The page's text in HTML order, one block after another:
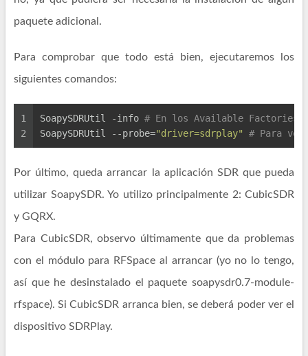
paquete adicional.
Para comprobar que todo está bien, ejecutaremos los
siguientes comandos:
1
2
SoapySDRUtil -info # En los Available Factories
SoapySDRUtil --probe="driver=sdrplay" # Para ver
Por último, queda arrancar la aplicación SDR que pueda
utilizar SoapySDR. Yo utilizo principalmente 2: CubicSDR
y GQRX.
Para CubicSDR, observo últimamente que da problemas
con el módulo para RFSpace al arrancar (yo no lo tengo,
así que he desinstalado el paquete soapysdr0.7-module-
rfspace). Si CubicSDR arranca bien, se deberá poder ver el
dispositivo SDRPlay.